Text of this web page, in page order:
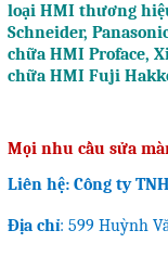
loại HMI thương
Schneider,
chữa HMI Proface,
chữa HMI Fuji
Mọi nhu cầu sửa
Liên hệ: Công ty
Địa chỉ: 599 Huỳnh